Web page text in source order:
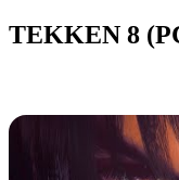
TEKKEN 8